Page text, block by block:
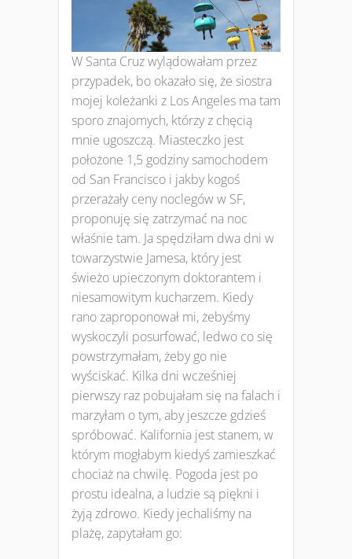
W Santa Cruz wylądowałam przez
przypadek, bo okazało się, że siostra
mojej koleżanki z Los Angeles ma tam
sporo znajomych, którzy z chęcią
mnie ugoszczą. Miasteczko jest
położone 1,5 godziny samochodem
od San Francisco i jakby kogoś
przerażały ceny noclegów w SF,
proponuję się zatrzymać na noc
właśnie tam. Ja spędziłam dwa dni w
towarzystwie Jamesa, który jest
świeżo upieczonym doktorantem i
niesamowitym kucharzem. Kiedy
rano zaproponował mi, żebyśmy
wyskoczyli posurfować, ledwo co się
powstrzymałam, żeby go nie
wyściskać. Kilka dni wcześniej
pierwszy raz pobujałam się na falach i
marzyłam o tym, aby jeszcze gdzieś
spróbować. Kalifornia jest stanem, w
którym mogłabym kiedyś zamieszkać
chociaż na chwilę. Pogoda jest po
prostu idealna, a ludzie są piękni i
żyją zdrowo. Kiedy jechaliśmy na
plażę, zapytałam go: